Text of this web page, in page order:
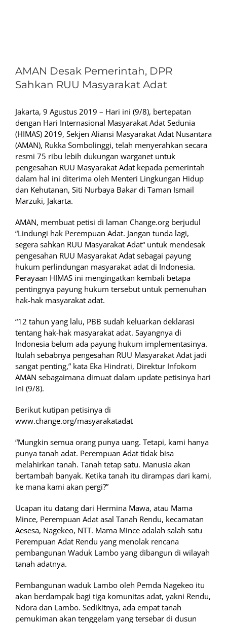
Larger
Image
AMAN Desak Pemerintah, DPR
Sahkan RUU Masyarakat Adat
Jakarta, 9 Agustus 2019 – Hari ini (9/8), bertepatan
dengan Hari Internasional Masyarakat Adat Sedunia
(HIMAS) 2019, Sekjen Aliansi Masyarakat Adat Nusantara
(AMAN), Rukka Sombolinggi, telah menyerahkan secara
resmi 75 ribu lebih dukungan warganet untuk
pengesahan RUU Masyarakat Adat kepada pemerintah
dalam hal ini diterima oleh Menteri Lingkungan Hidup
dan Kehutanan, Siti Nurbaya Bakar di Taman Ismail
Marzuki, Jakarta.
AMAN, membuat petisi di laman Change.org berjudul
“Lindungi hak Perempuan Adat. Jangan tunda lagi,
segera sahkan RUU Masyarakat Adat“ untuk mendesak
pengesahan RUU Masyarakat Adat sebagai payung
hukum perlindungan masyarakat adat di Indonesia.
Perayaan HIMAS ini mengingatkan kembali betapa
pentingnya payung hukum tersebut untuk pemenuhan
hak-hak masyarakat adat.
“12 tahun yang lalu, PBB sudah keluarkan deklarasi
tentang hak-hak masyarakat adat. Sayangnya di
Indonesia belum ada payung hukum implementasinya.
Itulah sebabnya pengesahan RUU Masyarakat Adat jadi
sangat penting,” kata Eka Hindrati, Direktur Infokom
AMAN sebagaimana dimuat dalam update petisinya hari
ini (9/8).
Berikut kutipan petisinya di
www.change.org/masyarakatadat
“Mungkin semua orang punya uang. Tetapi, kami hanya
punya tanah adat. Perempuan Adat tidak bisa
melahirkan tanah. Tanah tetap satu. Manusia akan
bertambah banyak. Ketika tanah itu dirampas dari kami,
ke mana kami akan pergi?”
Ucapan itu datang dari Hermina Mawa, atau Mama
Mince, Perempuan Adat asal Tanah Rendu, kecamatan
Aesesa, Nagekeo, NTT. Mama Mince adalah salah satu
Perempuan Adat Rendu yang menolak rencana
pembangunan Waduk Lambo yang dibangun di wilayah
tanah adatnya.
Pembangunan waduk Lambo oleh Pemda Nagekeo itu
akan berdampak bagi tiga komunitas adat, yakni Rendu,
Ndora dan Lambo. Sedikitnya, ada empat tanah
pemukiman akan tenggelam yang tersebar di dusun